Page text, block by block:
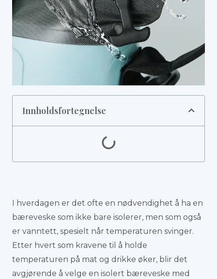
Innholdsfortegnelse
I hverdagen er det ofte en nødvendighet å ha en
bæreveske som ikke bare isolerer, men som også
er vanntett, spesielt når temperaturen svinger.
Etter hvert som kravene til å holde
temperaturen på mat og drikke øker, blir det
avgjørende å velge en isolert bæreveske med